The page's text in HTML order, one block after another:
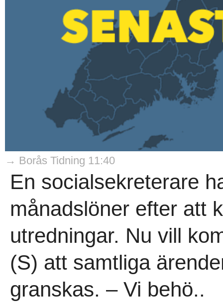
→ Borås Tidning 11:40
En socialsekreterare
månadslöner efter att
utredningar. Nu vill
(S) att samtliga
granskas. – Vi behö..